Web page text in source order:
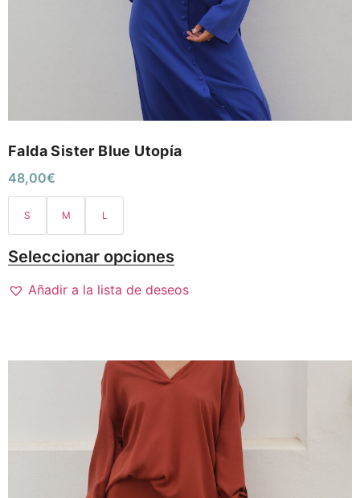
Falda Sister Blue Utopía
48,00€
S M L
Seleccionar opciones
Añadir a la lista de deseos